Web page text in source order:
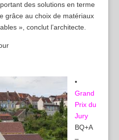
des solutions en terme
grâce au choix de matériaux
», conclut l’architecte.
•
Grand
Prix du
Jury
BQ+A